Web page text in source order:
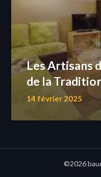
Les Artisans
de la
14 février 2025
©2026